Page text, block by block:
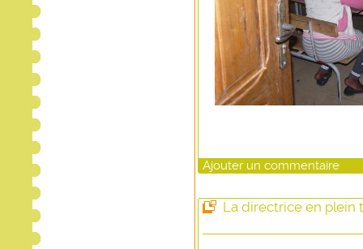
Ajouter un commentaire
La directrice en plein